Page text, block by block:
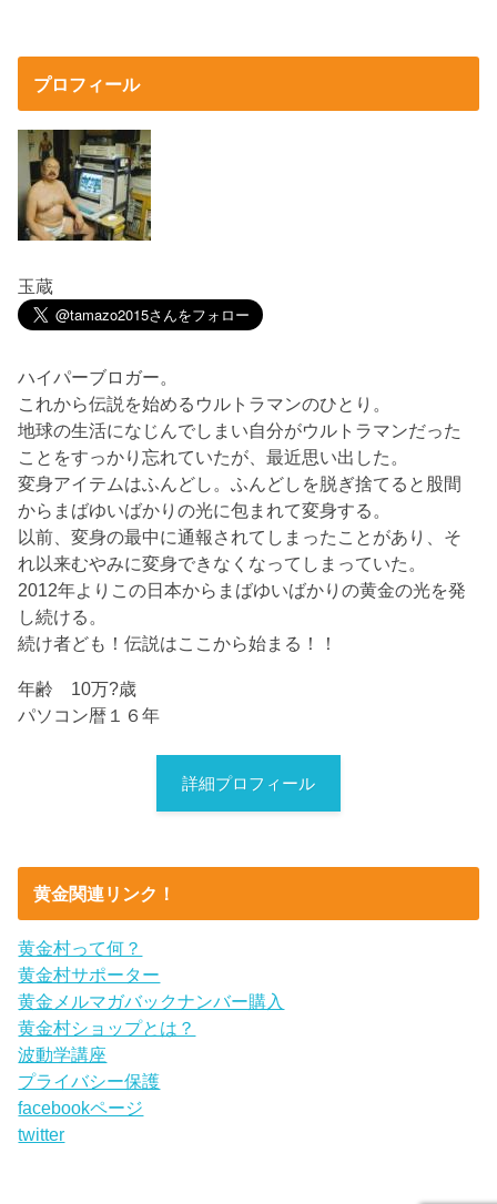
プロフィール
玉蔵
ハイパーブロガー。
これから伝説を始めるウルトラマンのひとり。
地球の生活になじんでしまい自分がウルトラマンだった
ことをすっかり忘れていたが、最近思い出した。
変身アイテムはふんどし。ふんどしを脱ぎ捨てると股間
からまばゆいばかりの光に包まれて変身する。
以前、変身の最中に通報されてしまったことがあり、そ
れ以来むやみに変身できなくなってしまっていた。
2012年よりこの日本からまばゆいばかりの黄金の光を発
し続ける。
続け者ども！伝説はここから始まる！！
年齢 10万?歳
パソコン暦１６年
詳細プロフィール
黄金関連リンク！
黄金村って何？
黄金村サポーター
黄金メルマガバックナンバー購入
黄金村ショップとは？
波動学講座
プライバシー保護
facebookページ
twitter